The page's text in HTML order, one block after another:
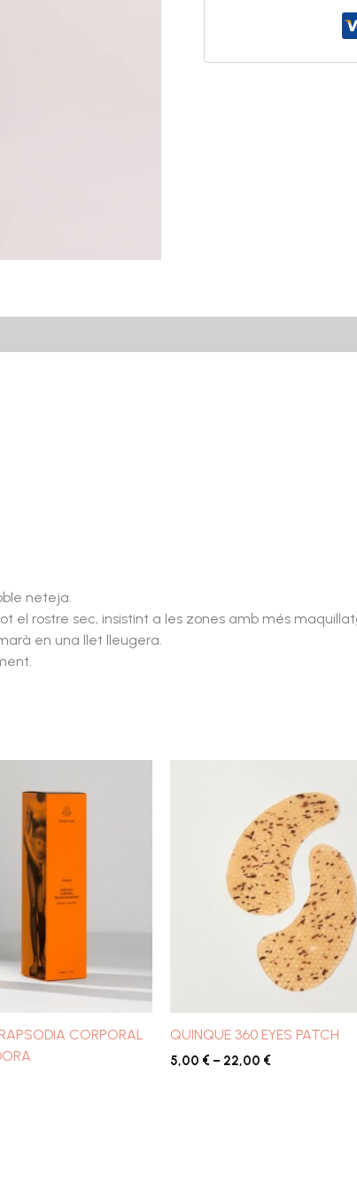
neteja.
el rostre sec, insistint a les zones amb més
en una llet lleugera.
CORPORAL
QUINQUE 360 EYES PATCH
5,00 € – 22,00 €
preus:
5,00 €
a
22,00 €